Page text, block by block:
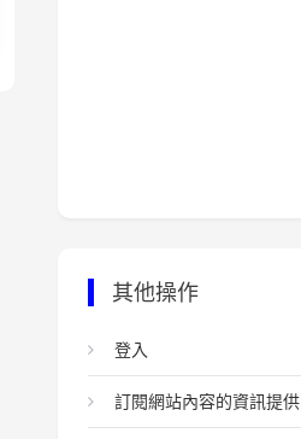
其他操作
登入
訂閱網站內容的資訊提供